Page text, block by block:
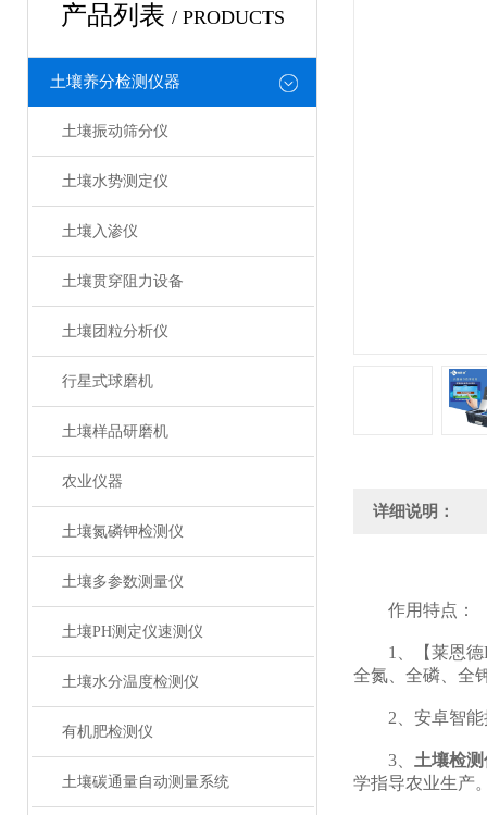
产品列表 / PRODUCTS
土壤养分检测仪器
土壤振动筛分仪
土壤水势测定仪
土壤入渗仪
土壤贯穿阻力设备
土壤团粒分析仪
行星式球磨机
土壤样品研磨机
农业仪器
土壤氮磷钾检测仪
土壤多参数测量仪
土壤PH测定仪速测仪
土壤水分温度检测仪
有机肥检测仪
土壤碳通量自动测量系统
详细说明：
作用特点：
1、【莱恩德
全氮、全磷、全
2、安卓智能操
3、 土壤检
学指导农业生产